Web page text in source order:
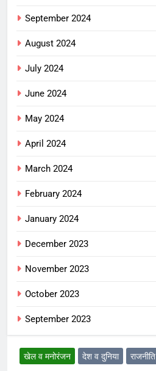
खेल व मनोरंजन देश व दुनिया राजनीति
September 2024
August 2024
July 2024
June 2024
May 2024
April 2024
March 2024
February 2024
January 2024
December 2023
November 2023
October 2023
September 2023